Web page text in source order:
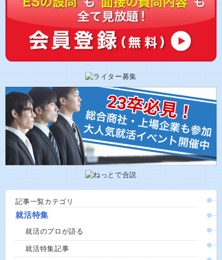
記事一覧カテゴリ
就活特集
就活のプロが語る
就活特集記事